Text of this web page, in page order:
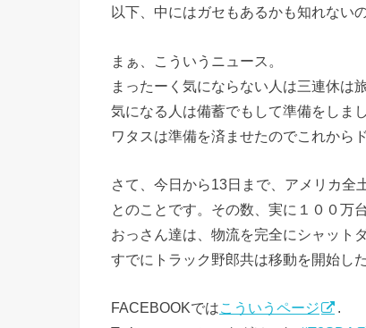
以下、中にはガセもあるかも知れない
まぁ、こういうニュース。
まったーく気にならない人は三連休は
気になる人は備蓄でもして準備をしまし
ワタスは準備を済ませたのでこれから
さて、今日から13日まで、アメリカ全
とのことです。その数、実に１００万台
おっさん達は、物流を完全にシャット
すでにトラック野郎共は移動を開始し
FACEBOOKではこういうページ
.